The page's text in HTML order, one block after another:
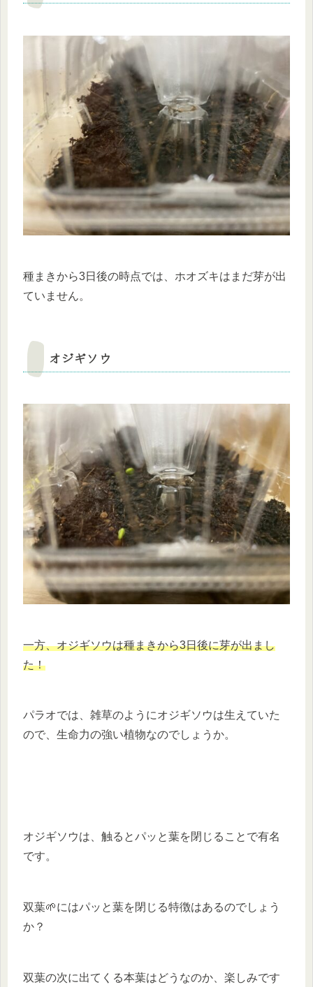
種まきから3日後の時点では、ホオズキはまだ芽が出
ていません。
オジギソウ
一方、オジギソウは種まきから3日後に芽が出まし
た！
パラオでは、雑草のようにオジギソウは生えていた
ので、生命力の強い植物なのでしょうか。
オジギソウは、触るとパッと葉を閉じることで有名
です。
双葉🌱にはパッと葉を閉じる特徴はあるのでしょう
か？
双葉の次に出てくる本葉はどうなのか、楽しみです